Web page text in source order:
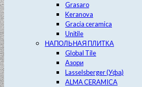
Grasaro
Keranova
Gracia ceramica
Unitile
НАПОЛЬНАЯ ПЛИТКА
Global Tile
Азори
Lasselsberger (Уфа)
ALMA CERAMICA